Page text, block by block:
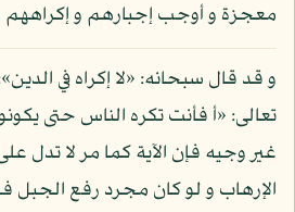
معجزة و أوجب إجبارهم و
غير وجيه فإن الآية كما مر لا تدل
الإرهاب و لو كان مجرد رفع الجبل